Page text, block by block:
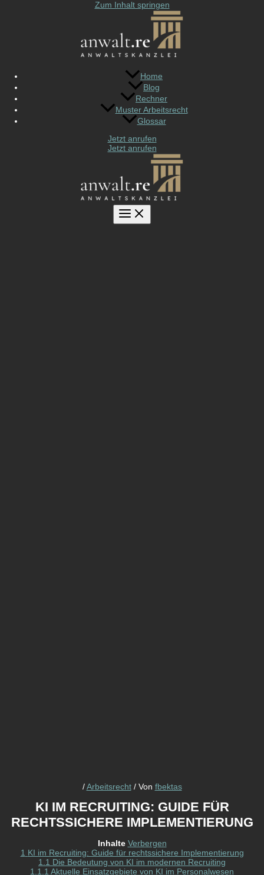
Zum Inhalt springen
Home
Blog
Rechner
Muster Arbeitsrecht
Glossar
Jetzt anrufen
Jetzt anrufen
/Arbeitsrecht/ Von fbektas
KI IM RECRUITING: GUIDE FÜR
RECHTSSICHERE IMPLEMENTIERUNG
Inhalte Verbergen
1 KI im Recruiting: Guide für rechtssichere Implementierung
1.1 Die Bedeutung von KI im modernen Recruiting
1.1.1 Aktuelle Einsatzgebiete von KI im Personalwesen